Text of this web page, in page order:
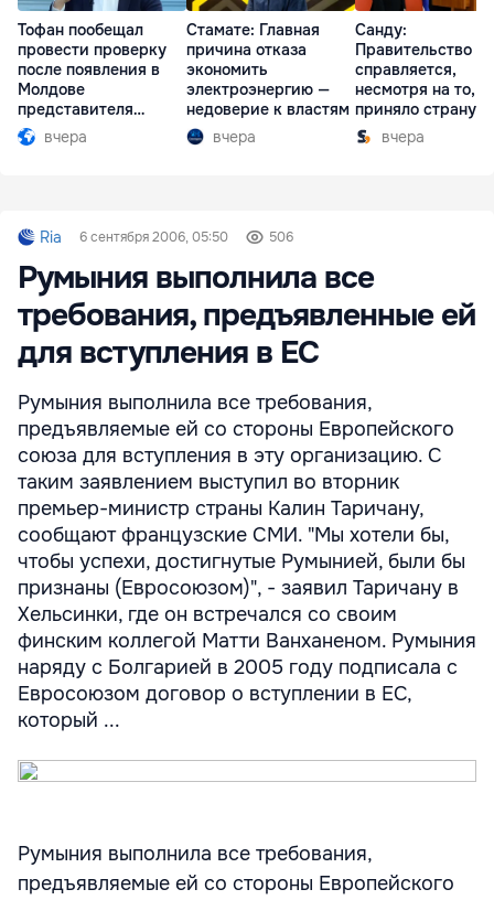
Тофан пообещал
провести проверку
после появления в
Молдове
представителя
Южной Осетии
вчера
Стамате: Главная
причина отказа
экономить
электроэнергию —
недоверие к властям
вчера
Санду:
Правительство
справляется,
несмотря на то,
приняло страну в
разгар кризиса
вчера
Ria 6 сентября 2006, 05:50 506
Румыния выполнила все
требования, предъявленные ей
для вступления в ЕС
Румыния выполнила все требования,
предъявляемые ей со стороны Европейского
союза для вступления в эту организацию. С
таким заявлением выступил во вторник
премьер-министр страны Калин Таричану,
сообщают французские СМИ. "Мы хотели бы,
чтобы успехи, достигнутые Румынией, были бы
признаны (Евросоюзом)", - заявил Таричану в
Хельсинки, где он встречался со своим
финским коллегой Матти Ванханеном. Румыния
наряду с Болгарией в 2005 году подписала с
Евросоюзом договор о вступлении в ЕС,
который ...
Румыния выполнила все требования,
предъявляемые ей со стороны Европейского